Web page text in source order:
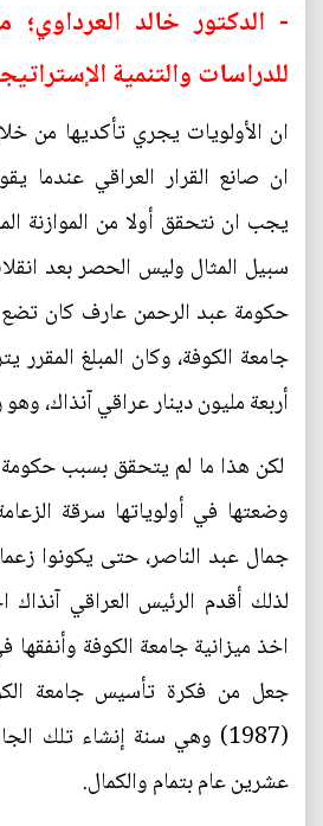
- الدكتور خالد العرداوي؛
للدراسات والتنمية
ان الأولويات يجري تأكديها من
ان صانع القرار العراقي عندما
يجب ان نتحقق أولا من الموازنة
حكومة عبد الرحمن عارف كان تضع
جامعة الكوفة، وكان المبلغ المقرر
أربعة مليون دينار عراقي آنذاك،
لكن هذا ما لم يتحقق بسبب حكومة
وضعتها في أولوياتها سرقة
جمال عبد الناصر، حتى يكونوا
لذلك أقدم الرئيس العراقي
اخذ ميزانية جامعة الكوفة
جعل من فكرة تأسيس جامعة
(1987) وهي سنة إنشاء تلك
عشرين عام بتمام والكمال.